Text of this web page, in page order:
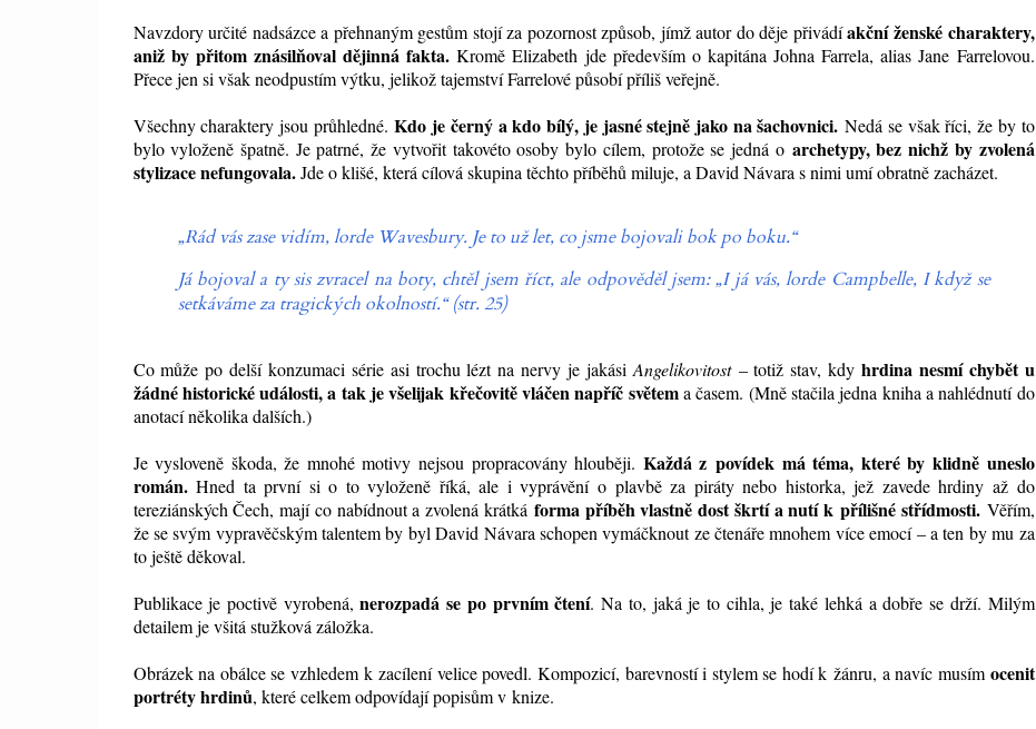
Navzdory určité nadsázce a přehnaným gestům stojí za pozornost způsob, jímž autor do děje přivádíakční ženské charaktery,
aniž by přitom znásilňoval dějinná fakta. Kromě Elizabeth jde především o kapitána Johna Farrela, alias Jane Farrelovou.
Přece jen si však neodpustím výtku, jelikož tajemství Farrelové působí příliš veřejně.
Všechny charaktery jsou průhledné.Kdo je černý a kdo bílý, je jasné stejně jako na šachovnici. Nedá se však říci, že by to
bylo vyloženě špatně. Je patrné, že vytvořit takovéto osoby bylo cílem, protože se jedná o archetypy, bez nichž by zvolená
stylizace nefungovala.Jde o klišé, která cílová skupina těchto příběhů miluje, a David Návara s nimi umí obratně zacházet.
„Rád vás zase vidím, lorde Wavesbury. Je to už let, co jsme bojovali bok po boku.“
Já bojoval a ty sis zvracel na boty, chtěl jsem říct, ale odpověděl jsem: „I já vás, lorde Campbelle, I když se
setkáváme za tragických okolností.“ (str. 25)
Co může po delší konzumaci série asi trochu lézt na nervy je jakási Angelikovitost– totiž stav, kdy hrdina nesmí chybět u
žádné historické události, a tak je všelijak křečovitě vláčen napříč světema časem. (Mně stačila jedna kniha a nahlédnutí do
anotací několika dalších.)
Je vysloveně škoda, že mnohé motivy nejsou propracovány hlouběji. Každá z povídek má téma, které by klidně uneslo
román.Hned ta první si o to vyloženě říká, ale i vyprávění o plavbě za piráty nebo historka, jež zavede hrdiny až do
tereziánských Čech, mají co nabídnout a zvolená krátká forma příběh vlastně dost škrtí a nutí k přílišné střídmosti.Věřím,
že se svým vypravěčským talentem by byl David Návara schopen vymáčknout ze čtenáře mnohem více emocí – a ten by mu za
to ještě děkoval.
Publikace je poctivě vyrobená,nerozpadá se po prvním čtení. Na to, jaká je to cihla, je také lehká a dobře se drží. Milým
detailem je všitá stužková záložka.
Obrázek na obálce se vzhledem k zacílení velice povedl. Kompozicí, barevností i stylem se hodí k žánru, a navíc musím ocenit
portréty hrdinů, které celkem odpovídají popisům v knize.